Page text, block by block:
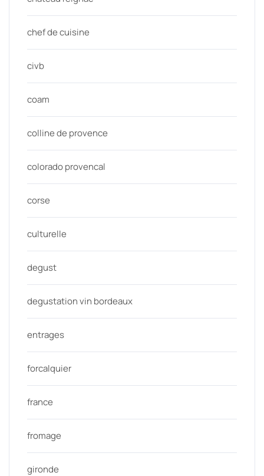
chef de cuisine
civb
coam
colline de provence
colorado provencal
corse
culturelle
degust
degustation vin bordeaux
entrages
forcalquier
france
fromage
gironde